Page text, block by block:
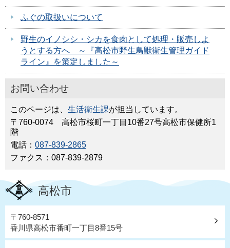
ふぐの取扱いについて
野生のイノシシ・シカを食肉として処理・販売しよ
うとする方へ ～『高松市野生鳥獣衛生管理ガイド
ライン』を策定しました～
お問い合わせ
このページは、 生活衛生課が担当しています。
〒760-0074 高松市桜町一丁目10番27号高松市保健所1
階
電話： 087-839-2865
ファクス：087-839-2879
高松市
〒760-8571
香川県高松市番町一丁目8番15号